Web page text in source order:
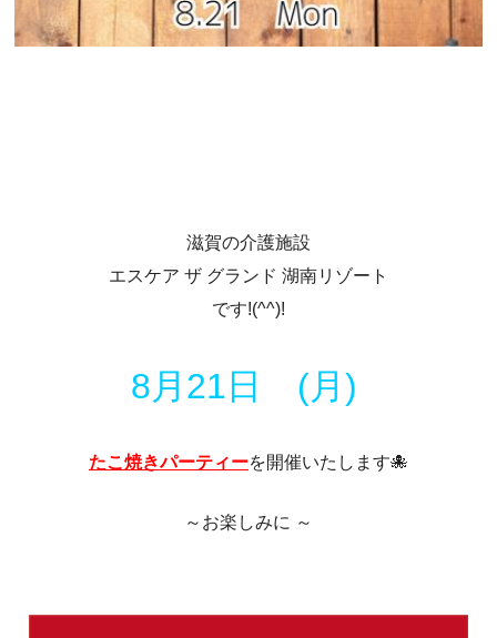
滋賀の介護施設
エスケア ザ グランド 湖南リゾート
です!(^^)!
8月21日 (月)
たこ焼きパーティーを開催いたします🐙
～お楽しみに ～